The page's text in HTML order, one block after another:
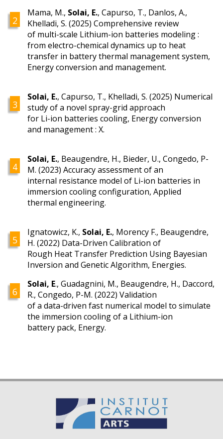
Mama, M., Solai, E., Capurso, T., Danlos, A.,
Khelladi, S. (2025) Comprehensive review
of multi-scale Lithium-ion batteries modeling :
from electro-chemical dynamics up to heat
transfer in battery thermal management system,
Energy conversion and management.
Solai, E., Capurso, T., Khelladi, S. (2025) Numerical
study of a novel spray-grid approach
for Li-ion batteries cooling, Energy conversion
and management : X.
Solai, E., Beaugendre, H., Bieder, U., Congedo, P-
M. (2023) Accuracy assessment of an
internal resistance model of Li-ion batteries in
immersion cooling configuration, Applied
thermal engineering.
Ignatowicz, K., Solai, E., Morency F., Beaugendre,
H. (2022) Data-Driven Calibration of
Rough Heat Transfer Prediction Using Bayesian
Inversion and Genetic Algorithm, Energies.
Solai, E., Guadagnini, M., Beaugendre, H., Daccord,
R., Congedo, P-M. (2022) Validation
of a data-driven fast numerical model to simulate
the immersion cooling of a Lithium-ion
battery pack, Energy.